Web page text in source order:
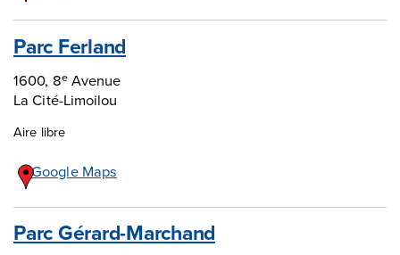
Parc Ferland
1600, 8eAvenue
La Cité-Limoilou
Aire libre
Google Maps
Parc Gérard-Marchand